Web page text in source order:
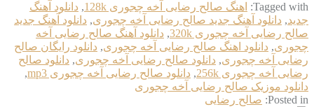
Tagged with: اهنگ صالح رضایی آخه چجوری 128k , دانلود آهنگ
جدید, دانلود آهنگ جدید صالح رضایی آخه چجوری, دانلود آهنگ جدید
صالح رضایی آخه چجوری 320k
, دانلود آهنگ صالح رضایی آخه
چجوری, دانلود اهنگ صالح رضایی آخه چجوری, دانلود رایگان صالح
رضایی آخه چجوری, دانلود صالح رضایی آخه چجوری, دانلود صالح
رضایی آخه چجوری 256k
, دانلود صالح رضایی آخه چجوری mp3
,
دانلود موزیک صالح رضایی آخه چجوری
Posted in: صالح رضایی